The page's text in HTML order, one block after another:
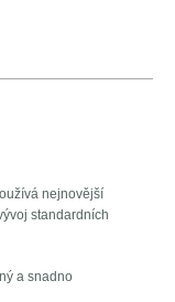
nejnovější
standardních
a snadno